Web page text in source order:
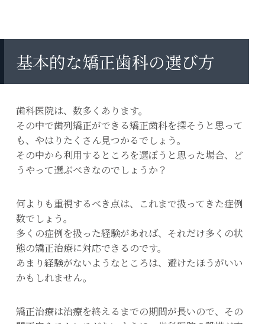
基本的な矯正歯科の選び方
歯科医院は、数多くあります。
その中で歯列矯正ができる矯正歯科を探そうと思って
も、やはりたくさん見つかるでしょう。
その中から利用するところを選ぼうと思った場合、ど
うやって選ぶべきなのでしょうか？
何よりも重視するべき点は、これまで扱ってきた症例
数でしょう。
多くの症例を扱った経験があれば、それだけ多くの状
態の矯正治療に対応できるのです。
あまり経験がないようなところは、避けたほうがいい
かもしれません。
矯正治療は治療を終えるまでの期間が長いので、その